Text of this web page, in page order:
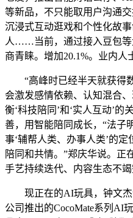
等新品，不只能取用户沟通
沉浸式互动逛戏和个性化故
人……当前，通过接入豆包等
商青睐。增加20.1%。业内人
“高峰时已经半天就获得数
会激发感情依赖、认知混合
衡‘科技陪同’和‘实人互动’
善，用智能陪同成长，“法子
事‘辅帮人类、办事人类’的
陪同和共情。”郑庆华说。正
手艺持续迭代、内容生态不竭
现正在的AI玩具，钟文杰
公司推出的CocoMate系列AI